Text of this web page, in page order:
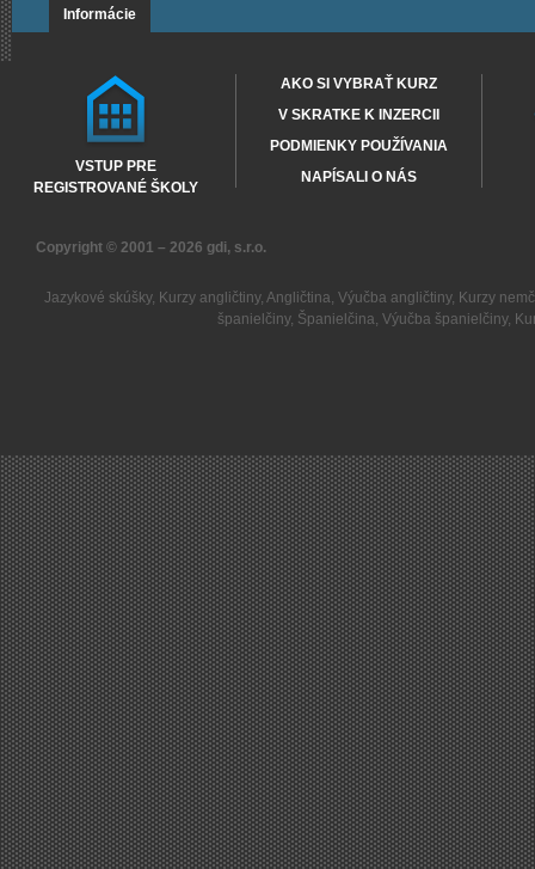
Informácie
VSTUP PRE
REGISTROVANÉ ŠKOLY
AKO SI VYBRAŤ KURZ
V SKRATKE K INZERCII
PODMIENKY POUŽÍVANIA
NAPÍSALI O NÁS
Copyright © 2001 – 2026 gdi, s.r.o.
Jazykové skúšky, Kurzy angličtiny, Angličtina, Výučba angličtiny, Kurzy
španielčiny, Španielčina, Výučba španielčiny,